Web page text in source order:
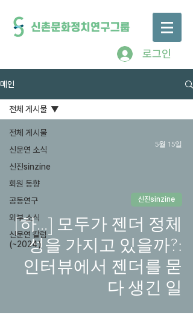
로그인
메인
전체 게시물
신문연 소식
신진sinzine
회원 동향
공동연구
외부 소식
신문연 칼럼
(~2024)
전체 게시물
[하...] 모두가 젠더 정체
성을 가지고 있을까?:
인터뷰에서 젠더를 묻
다 생긴 일
신진sinzine
5월 15일